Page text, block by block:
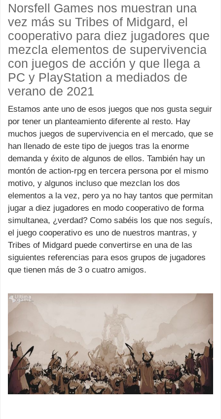
Norsfell Games nos muestran una
vez más su Tribes of Midgard, el
cooperativo para diez jugadores que
mezcla elementos de supervivencia
con juegos de acción y que llega a
PC y PlayStation a mediados de
verano de 2021
Estamos ante uno de esos juegos que nos gusta seguir
por tener un planteamiento diferente al resto. Hay
muchos juegos de supervivencia en el mercado, que se
han llenado de este tipo de juegos tras la enorme
demanda y éxito de algunos de ellos. También hay un
montón de action-rpg en tercera persona por el mismo
motivo, y algunos incluso que mezclan los dos
elementos a la vez, pero ya no hay tantos que permitan
jugar a diez jugadores en modo cooperativo de forma
simultanea, ¿verdad? Como sabéis los que nos seguís,
el juego cooperativo es uno de nuestros mantras, y
Tribes of Midgard puede convertirse en una de las
siguientes referencias para esos grupos de jugadores
que tienen más de 3 o cuatro amigos.